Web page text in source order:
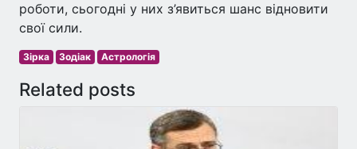
роботи, сьогодні у них з’явиться шанс відновити
свої сили.
Зірка Зодіак Астрологія
Related posts